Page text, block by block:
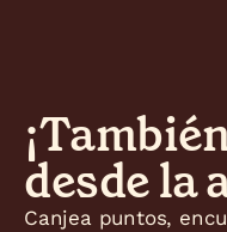
desde la
Canjea puntos,